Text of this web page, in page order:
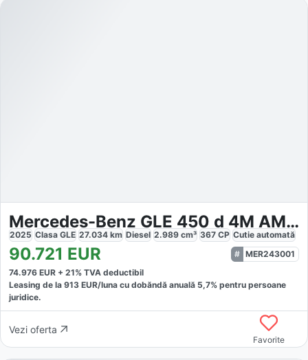
Mercedes-Benz GLE 450 d 4M AMG PREMIUM NIGHT AIRMATIC
2025 Clasa GLE 27.034 km Diesel 2.989 cm³ 367 CP Cutie automată
90.721 EUR
MER243001
74.976 EUR + 21% TVA deductibil
Leasing de la 913 EUR/luna cu dobăndă anuală 5,7% pentru persoane
juridice.
Vezi oferta
Favorite